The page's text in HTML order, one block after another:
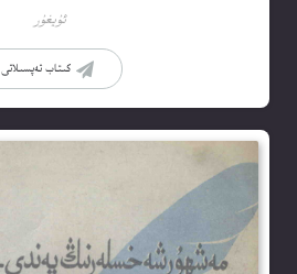
ئۇيغۇر
كىتاب تەپسىلاتى